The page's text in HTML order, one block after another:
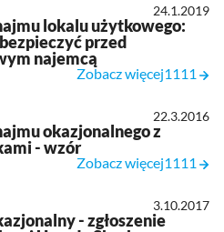
24.1.2019
lokalu użytkowego:
przed
najemcą
Zobacz więcej1111
22.3.2016
okazjonalnego z
- wzór
Zobacz więcej1111
3.10.2017
- zgłoszenie